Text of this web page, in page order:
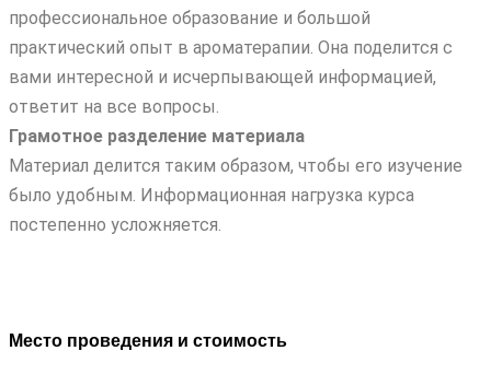
профессиональное образование и большой
практический опыт в ароматерапии. Она поделится с
вами интересной и исчерпывающей информацией,
ответит на все вопросы.
Грамотное разделение материала
Материал делится таким образом, чтобы его изучение
было удобным. Информационная нагрузка курса
постепенно усложняется.
Место проведения и стоимость